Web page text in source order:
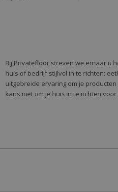
Bij Privatefloor streven we ernaar u
huis of bedrijf stijlvol in te richten:
uitgebreide ervaring om je
kans niet om je huis in te richten